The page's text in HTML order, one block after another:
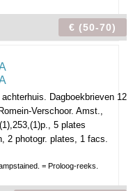
€ (50-70)
achterhuis. Dagboekbrieven 12
Verschoor. Amst.,
5 plates
2 photogr. plates, 1 facs.
= Proloog-reeks.